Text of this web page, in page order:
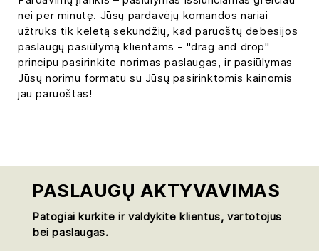
nei per minutę. Jūsų pardavėjų komandos nariai
užtruks tik keletą sekundžių, kad paruoštų debesijos
paslaugų pasiūlymą klientams - "drag and drop"
principu pasirinkite norimas paslaugas, ir pasiūlymas
Jūsų norimu formatu su Jūsų pasirinktomis kainomis
jau paruoštas!
PASLAUGŲ AKTYVAVIMAS
Patogiai kurkite ir valdykite klientus, vartotojus
bei paslaugas.